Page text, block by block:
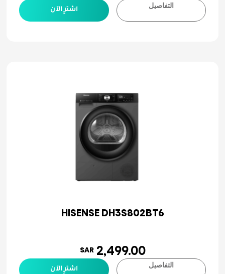
التفاصيل
اشترِ الآن
HISENSE DH3S802BT6
SAR2,499.00
التفاصيل
اشترِ الآن